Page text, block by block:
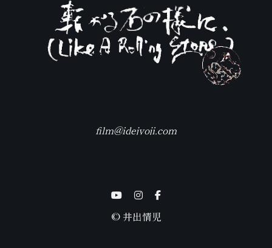
film@idejyoji.com
© 井出情児